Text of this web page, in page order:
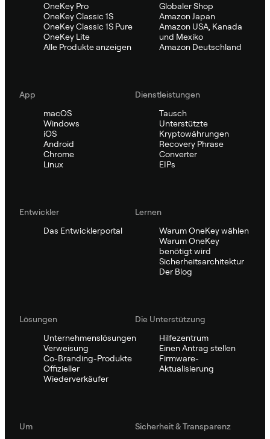
OneKey Pro
OneKey Classic 1S
OneKey Classic 1S Pure
OneKey Lite
Alle Produkte anzeigen
Globaler Shop
Amazon Japan
Amazon USA, Kanada
und Mexiko
Amazon Deutschland
App
macOS
Windows
iOS
Android
Chrome
Linux
Dienstleistungen
Tausch
Unterstützte
Kryptowährungen
Recovery Phrase
Converter
EIPs
Entwickler
Das Entwicklerportal
Lernen
Warum OneKey wählen
Warum OneKey
benötigt wird
Sicherheitsarchitektur
Der Blog
Lösungen
Unternehmenslösungen
Verweisung
Co-Branding-Produkte
Offizieller
Wiederverkäufer
Die Unterstützung
Hilfezentrum
Einen Antrag stellen
Firmware-
Aktualisierung
Um
Sicherheit & Transparenz